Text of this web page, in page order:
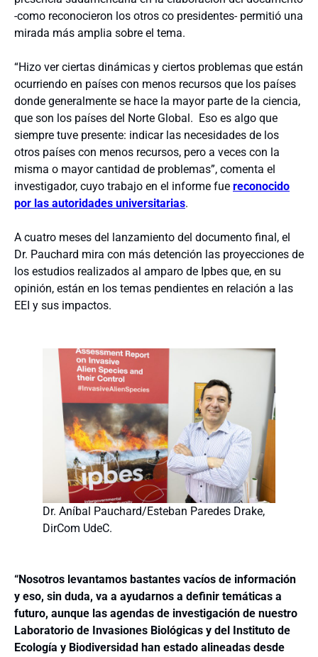
-como reconocieron los otros co presidentes- permitió una
mirada más amplia sobre el tema.
“Hizo ver ciertas dinámicas y ciertos problemas que están
ocurriendo en países con menos recursos que los países
donde generalmente se hace la mayor parte de la ciencia,
que son los países del Norte Global. Eso es algo que
siempre tuve presente: indicar las necesidades de los
otros países con menos recursos, pero a veces con la
misma o mayor cantidad de problemas”, comenta el
investigador, cuyo trabajo en el informe fue reconocido
por las autoridades universitarias.
A cuatro meses del lanzamiento del documento final, el
Dr. Pauchard mira con más detención las proyecciones de
los estudios realizados al amparo de Ipbes que, en su
opinión, están en los temas pendientes en relación a las
EEI y sus impactos.
Dr. Aníbal Pauchard/Esteban Paredes Drake,
DirCom UdeC.
“Nosotros levantamos bastantes vacíos de información
y eso, sin duda, va a ayudarnos a definir temáticas a
futuro, aunque las agendas de investigación de nuestro
Laboratorio de Invasiones Biológicas y del Instituto de
Ecología y Biodiversidad han estado alineadas desde